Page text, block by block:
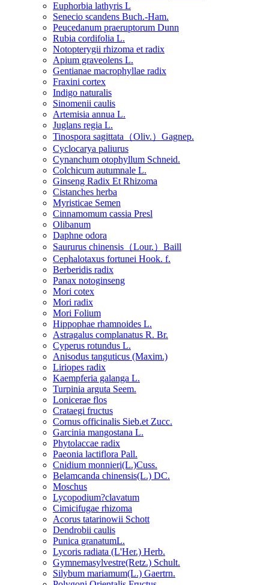
Euphorbia lathyris L
Senecio scandens Buch.-Ham.
Peucedanum praeruptorum Dunn
Rubia cordifolia L.
Notopterygii rhizoma et radix
Apium graveolens L.
Gentianae macrophyllae radix
Fraxini cortex
Indigo naturalis
Sinomenii caulis
Artemisia annua L.
Juglans regia L.
Tinospora sagittata（Oliv.）Gagnep.
Cyclocarya paliurus
Cynanchum otophyllum Schneid.
Colchicum autumnale L.
Ginseng Radix Et Rhizoma
Cistanches herba
Myristicae Semen
Cinnamomum cassia Presl
Olibanum
Daphne odora
Saururus chinensis（Lour.）Baill
Cephalotaxus fortunei Hook. f.
Berberidis radix
Panax notoginseng
Mori cotex
Mori radix
Mori Folium
Hippophae rhamnoides L.
Astragalus complanatus R. Br.
Cyperus rotundus L.
Anisodus tanguticus (Maxim.)
Liriopes radix
Kaempferia galanga L.
Turpinia arguta Seem.
Lonicerae flos
Crataegi fructus
Cornus officinalis Sieb.et Zucc.
Garcinia mangostana L.
Phytolaccae radix
Paeonia lactiflora Pall.
Cnidium monnieri(L.)Cuss.
Belamcanda chinensis(L.) DC.
Moschus
Lycopodium?clavatum
Cimicifugae rhizoma
Acorus tatarinowii Schott
Dendrobii caulis
Punica granatumL.
Lycoris radiata (L'Her.) Herb.
Gymnemasylvestre(Retz.) Schult.
Silybum mariamum(L.) Gaertrn.